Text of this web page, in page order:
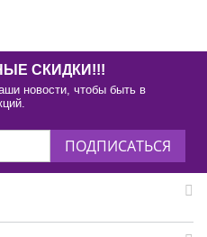
СКИДКИ!!!
новости, чтобы быть в
ПОДПИСАТЬСЯ